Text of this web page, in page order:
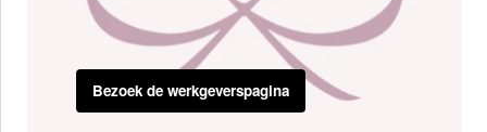
Bezoek de werkgeverspagina